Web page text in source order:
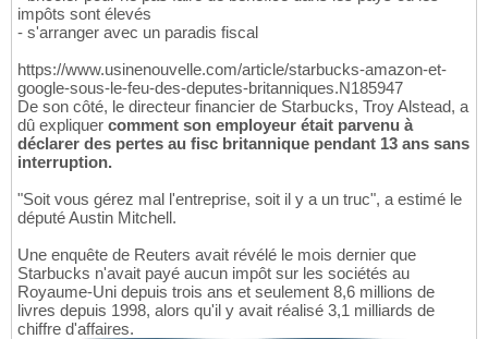
impôts sont élevés
- s'arranger avec un paradis fiscal
https://www.usinenouvelle.com/article/starbucks-amazon-et-
google-sous-le-feu-des-deputes-britanniques.N185947
De son côté, le directeur financier de Starbucks, Troy Alstead, a
dû expliquer comment son employeur était parvenu à
déclarer des pertes au fisc britannique pendant 13 ans sans
interruption.
"Soit vous gérez mal l'entreprise, soit il y a un truc", a estimé le
député Austin Mitchell.
Une enquête de Reuters avait révélé le mois dernier que
Starbucks n'avait payé aucun impôt sur les sociétés au
Royaume-Uni depuis trois ans et seulement 8,6 millions de
livres depuis 1998, alors qu'il y avait réalisé 3,1 milliards de
chiffre d'affaires.